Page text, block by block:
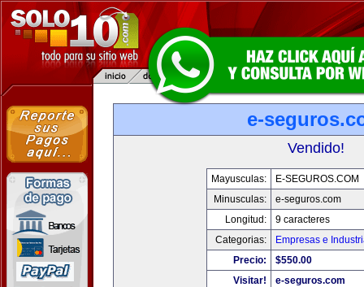
e-
Vendido!
Mayusculas:
E-SEGUROS.COM
Minusculas:
e-seguros.com
Longitud:
9 caracteres
Categorias:
Empresas e
Precio:
$550.00
Visitar!
e-seguros.com